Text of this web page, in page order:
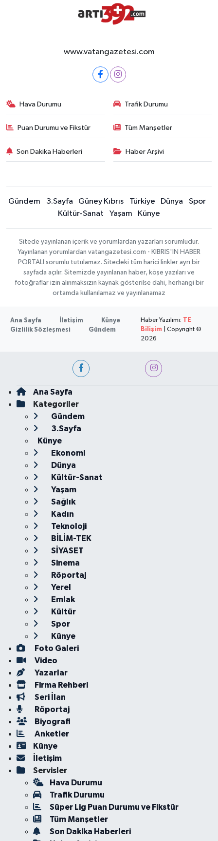
www.vatangazetesi.com
Hava Durumu Trafik Durumu
Puan Durumu ve Fikstür Tüm Manşetler
Son Dakika Haberleri Haber Arşivi
Gündem 3.Sayfa Güney Kıbrıs Türkiye Dünya
Spor
Kültür-Sanat
Yaşam Künye
Sitede yayınlanan içerik ve yorumlardan yazarları sorumludur.
Yayınlanan yorumlardan vatangazetesi.com - KIBRIS'IN HABER
PORTALI sorumlu tutulamaz. Sitedeki tüm harici linkler ayrı bir
sayfada açılır. Sitemizde yayınlanan haber, köşe yazıları ve
fotoğraflar izin alınmaksızın kaynak gösterilse dahi, herhangi bir
ortamda kullanılamaz ve yayınlanamaz
Ana Sayfa İletişim
Künye
Gizlilik Sözleşmesi
Gündem
Haber Yazılımı: TE
Bilişim | Copyright ©
2026
Ana Sayfa
Kategoriler
Gündem
3.Sayfa
Künye
Ekonomi
Dünya
Kültür-Sanat
Yaşam
Sağlık
Kadın
Teknoloji
BİLİM-TEK
SİYASET
Sinema
Röportaj
Yerel
Emlak
Kültür
Spor
Künye
Foto Galeri
Video
Yazarlar
Firma Rehberi
Seri İlan
Röportaj
Biyografi
Anketler
Künye
İletişim
Servisler
Hava Durumu
Trafik Durumu
Süper Lig Puan Durumu ve Fikstür
Tüm Manşetler
Son Dakika Haberleri